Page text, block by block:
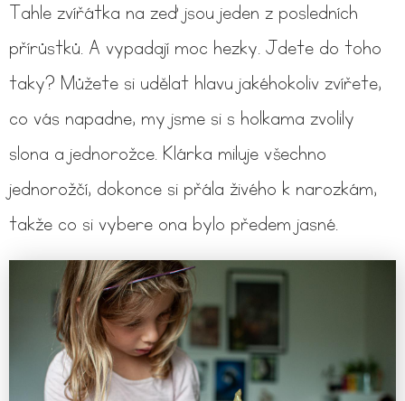
Tahle zvířátka na zeď jsou jeden z posledních
přírůstků. A vypadají moc hezky. Jdete do toho
taky? Můžete si udělat hlavu jakéhokoliv zvířete,
co vás napadne, my jsme si s holkama zvolily
slona a jednorožce. Klárka miluje všechno
jednorožčí, dokonce si přála živého k narozkám,
takže co si vybere ona bylo předem jasné.